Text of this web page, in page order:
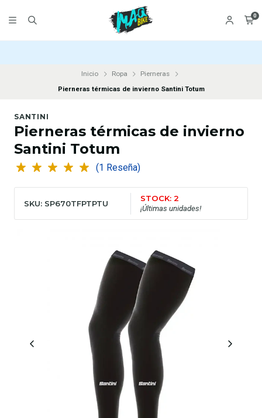
0
Inicio Ropa
Pierneras
Pierneras térmicas de invierno Santini Totum
SANTINI
Pierneras térmicas de invierno
Santini Totum
(1 Reseña)
SKU: SP670TFPTPTU
STOCK: 2
¡Últimas unidades!